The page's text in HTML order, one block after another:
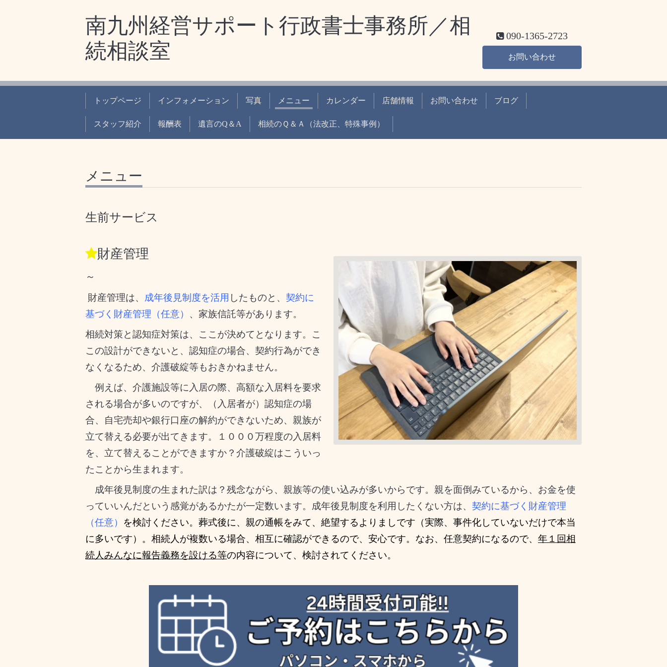
南九州経営サポート行政書士事務所／相
続相談室
090-1365-2723
お問い合わせ
トップページ インフォメーション 写真 メニュー カレンダー 店舗情報 お問い合わせ ブログ
スタッフ紹介 報酬表 遺言のQ＆A 相続のＱ＆Ａ（法改正、特殊事例）
メニュー
生前サービス
財産管理
～
財産管理は、 成年後見制度を活用 したものと、 契約に
基づく財産管理（任意） 、家族信託等があります。
相続対策と認知症対策は、ここが決めてとなります。こ
この設計ができないと、認知症の場合、契約行為ができ
なくなるため、介護破綻等もおきかねません。
例えば、介護施設等に入居の際、高額な入居料を要求
される場合が多いのですが、（入居者が）認知症の場
合、自宅売却や銀行口座の解約ができないため、親族が
立て替える必要が出てきます。１０００万程度の入居料
を、立て替えることができますか？介護破綻はこういっ
たことから生まれます。
成年後見制度の生まれた訳は？残念ながら、親族等の使い込みが多いからです。親を面倒みているから、お金を使
っていいんだという感覚があるかたが一定数います。成年後見制度を利用したくない方は、 契約に基づく財産管理
（任意） を検討ください。葬式後に、親の通帳をみて、絶望するよりましです（実際、事件化していないだけで本当
に多いです）。相続人が複数いる場合、相互に確認ができるので、安心です。なお、任意契約になるので、 年１回相
続人みんなに報告義務を設ける等の内容について、検討されてください。